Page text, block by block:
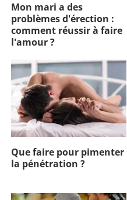
Mon mari a des
problèmes d'érection :
comment réussir à faire
l'amour ?
Que faire pour pimenter
la pénétration ?